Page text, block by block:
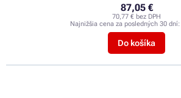
87,05 €
70,77 € bez DPH
Najnižšia cena za posledných 30 dní:
Do košíka